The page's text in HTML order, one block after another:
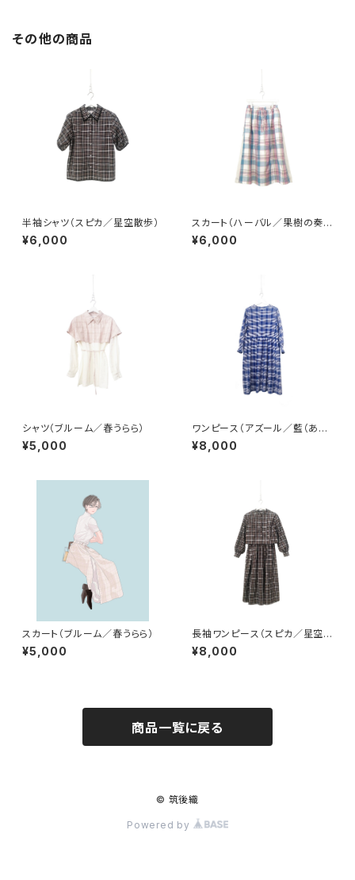
その他の商品
半袖シャツ（スピカ／星空散歩）
¥6,000
スカート（ハーバル／果樹の奏で
（かなで））
¥6,000
シャツ（ブルーム／春うらら）
¥5,000
ワンピース（アズール／藍（あ
お）の記憶）
¥8,000
スカート（ブルーム／春うらら）
¥5,000
長袖ワンピース（スピカ／星空
散歩）
¥8,000
商品一覧に戻る
© 筑後織
Powered by